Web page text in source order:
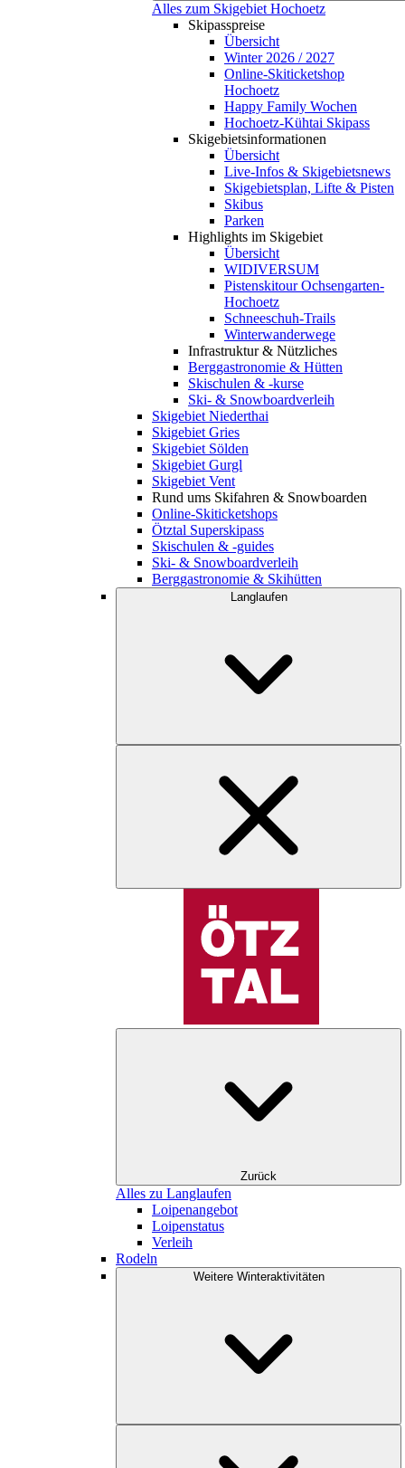
Alles zum Skigebiet Hochoetz
Skipasspreise
Übersicht
Winter 2026 / 2027
Online-Skiticketshop
Hochoetz
Happy Family Wochen
Hochoetz-Kühtai Skipass
Skigebietsinformationen
Übersicht
Live-Infos & Skigebietsnews
Skigebietsplan, Lifte & Pisten
Skibus
Parken
Highlights im Skigebiet
Übersicht
WIDIVERSUM
Pistenskitour Ochsengarten-
Hochoetz
Schneeschuh-Trails
Winterwanderwege
Infrastruktur & Nützliches
Berggastronomie & Hütten
Skischulen & -kurse
Ski- & Snowboardverleih
Skigebiet Niederthai
Skigebiet Gries
Skigebiet Sölden
Skigebiet Gurgl
Skigebiet Vent
Rund ums Skifahren & Snowboarden
Online-Skiticketshops
Ötztal Superskipass
Skischulen & -guides
Ski- & Snowboardverleih
Berggastronomie & Skihütten
Langlaufen
Zurück
Alles zu Langlaufen
Loipenangebot
Loipenstatus
Verleih
Rodeln
Weitere Winteraktivitäten